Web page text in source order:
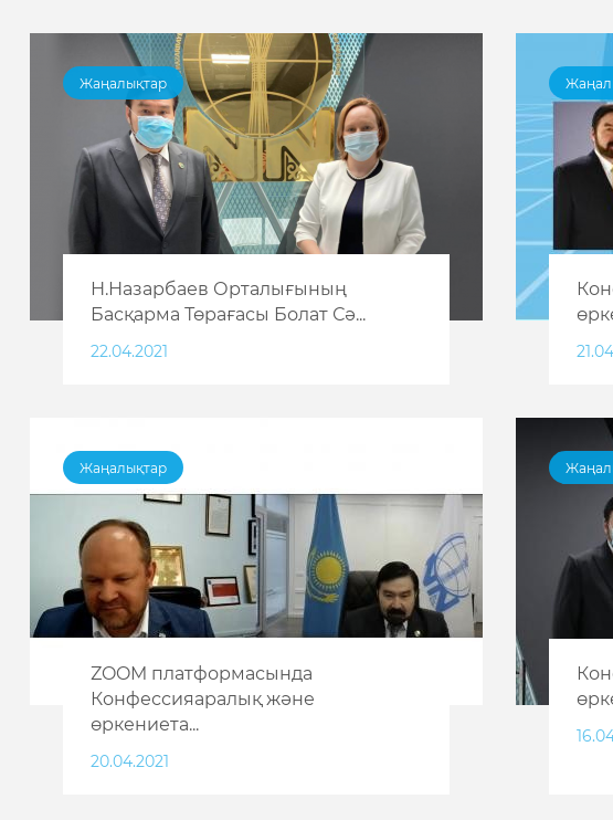
Жаңалықтар
Н.Назарбаев Орталығының
Басқарма Төрағасы Болат Сә...
22.04.2021
Жаңалықтар
ZOOM платформасында
Конфессияаралық және
өркениета...
20.04.2021